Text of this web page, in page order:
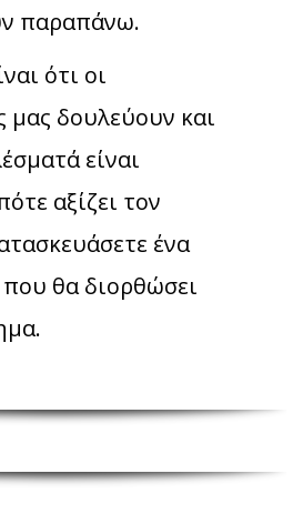
παραπάνω.
ότι οι
μας δουλεύουν και
είναι
αξίζει τον
ένα
θα διορθώσει